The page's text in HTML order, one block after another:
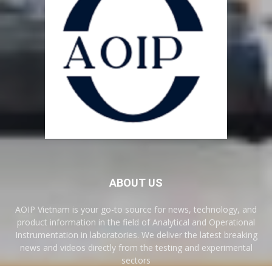
ABOUT US
AOIP Vietnam is your go-to source for news, technology, and
product information in the field of Analytical and Operational
Instrumentation in laboratories. We deliver the latest breaking
news and videos directly from the testing and experimental
sectors